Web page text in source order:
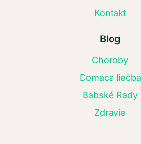
Kontakt
Blog
Choroby
Domáca liečba
Babské Rady
Zdravie